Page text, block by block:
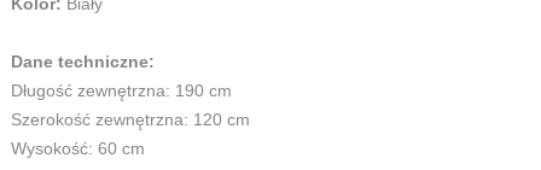
Kolor: Biały
Dane techniczne:
Długość zewnętrzna: 190 cm
Szerokość zewnętrzna: 120 cm
Wysokość: 60 cm